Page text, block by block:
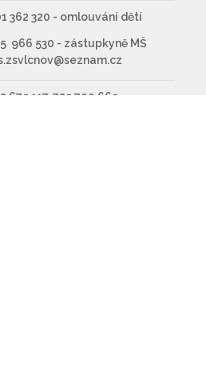
362 320 - omlouvání dětí
966 530 - zástupkyně MŠ
675 117, 725 700 665